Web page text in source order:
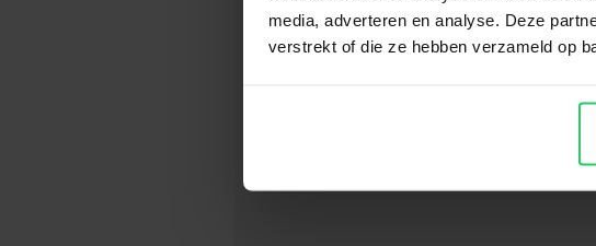
media, adverteren en analyse. Deze
verstrekt of die ze hebben verzameld op
Extra informatie (optioneel)